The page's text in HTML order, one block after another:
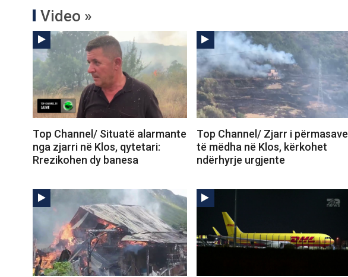
Video »
Top Channel/ Situatë alarmante
nga zjarri në Klos, qytetari:
Rrezikohen dy banesa
Top Channel/ Zjarr i përmasave
të mëdha në Klos, kërkohet
ndërhyrje urgjente